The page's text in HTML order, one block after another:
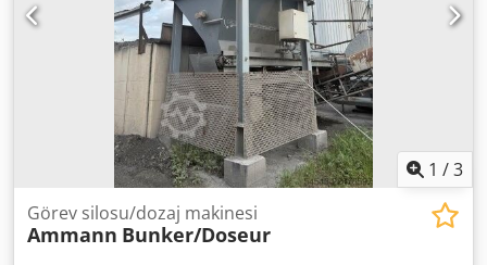
1 /3
Görev silosu/dozaj makinesi
Ammann Bunker/Doseur